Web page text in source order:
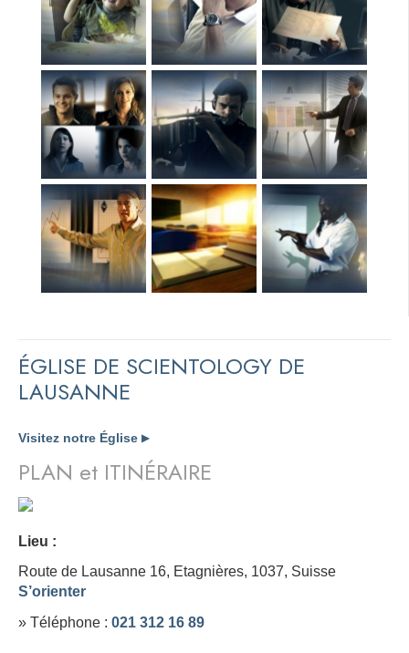
ÉGLISE DE SCIENTOLOGY DE
LAUSANNE
Visitez notre Église ▶
PLAN et ITINÉRAIRE
Lieu :
Route de Lausanne 16, Etagnières, 1037, Suisse
S’orienter
» Téléphone : 021 312 16 89